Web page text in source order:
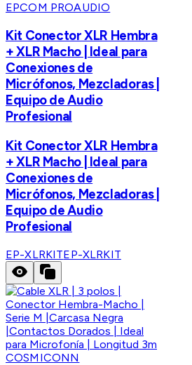
EPCOM PROAUDIO
Kit Conector XLR Hembra
+ XLR Macho | Ideal para
Conexiones de
Micrófonos, Mezcladoras |
Equipo de Audio
Profesional
Kit Conector XLR Hembra
+ XLR Macho | Ideal para
Conexiones de
Micrófonos, Mezcladoras |
Equipo de Audio
Profesional
EP-XLRKITEP-XLRKIT
COSMICONN